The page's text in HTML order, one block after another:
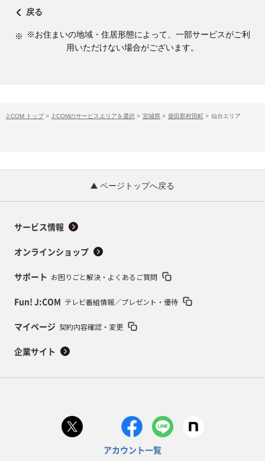
戻る
※お住まいの地域・住居形態によって、一部サービスがご利
用いただけない場合がございます。
J:COM トップ > J:COMのサービスエリアを選択 > 宮城県 > 柴田郡村田町 > 仙台エリア
ページトップへ戻る
サービス情報
オンラインショップ
サポート お困りごと解決・よくあるご質問
Fun! J:COM テレビ番組情報／プレゼント・優待
マイページ 契約内容確認・変更
企業サイト
アカウント一覧